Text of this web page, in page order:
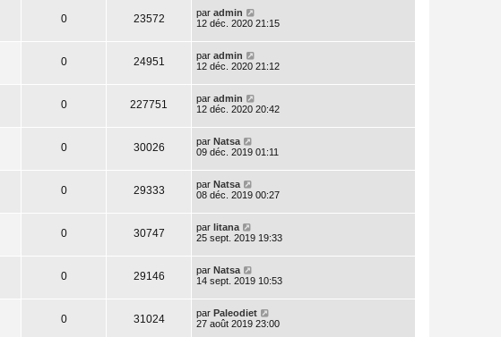
0 23572 par admin
12 déc. 2020 21:15
0 24951 par admin
12 déc. 2020 21:12
0 227751 par admin
12 déc. 2020 20:42
0 30026 par Natsa
09 déc. 2019 01:11
0 29333 par Natsa
08 déc. 2019 00:27
0 30747 par litana
25 sept. 2019 19:33
0 29146 par Natsa
14 sept. 2019 10:53
0 31024 par Paleodiet
27 août 2019 23:00